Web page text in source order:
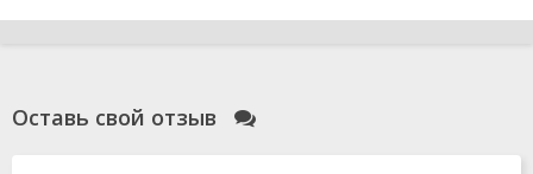
Оставь свой отзыв